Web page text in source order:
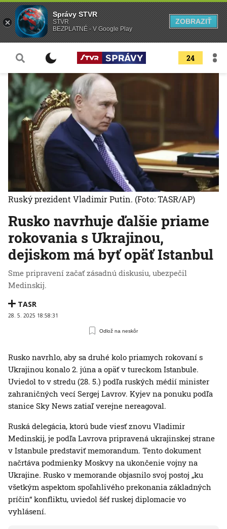
24
Rusko navrhuje ďalšie priame
rokovania s Ukrajinou,
dejiskom má byť opäť Istanbul
Sme pripravení začať zásadnú diskusiu, ubezpečil
Medinskij.
TASR
28. 5. 2025 18:58:31
Odlož na neskôr
Ruský prezident Vladimir Putin. (Foto: TASR/AP)
Rusko navrhlo, aby sa druhé kolo priamych rokovaní s
Ukrajinou konalo 2. júna a opäť v tureckom Istanbule.
Uviedol to v stredu (28. 5.) podľa ruských médií minister
zahraničných vecí Sergej Lavrov. Kyjev na ponuku podľa
stanice Sky News zatiaľ verejne nereagoval.
Ruská delegácia, ktorú bude viesť znovu Vladimir
Medinskij, je podľa Lavrova pripravená ukrajinskej strane
v Istanbule predstaviť memorandum. Tento dokument
načrtáva podmienky Moskvy na ukončenie vojny na
Ukrajine. Rusko v memorande objasnilo svoj postoj „ku
všetkým aspektom spoľahlivého prekonania základných
príčin“ konfliktu, uviedol šéf ruskej diplomacie vo
vyhlásení.
Správy STVR
STVR
BEZPLATNÉ - V Google Play
ZOBRAZIŤ